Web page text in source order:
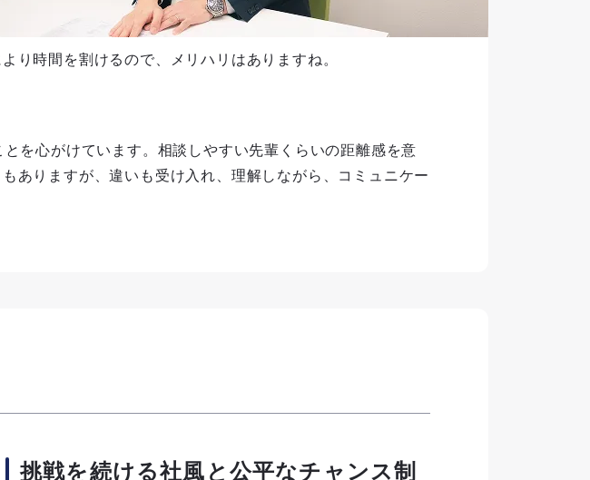
り時間を割けるので、メリハリはありますね。
を心がけています。相談しやすい先輩くらいの距離感を意
ありますが、違いも受け入れ、理解しながら、コミュニケー
挑戦を続ける社風と公平なチャンス制